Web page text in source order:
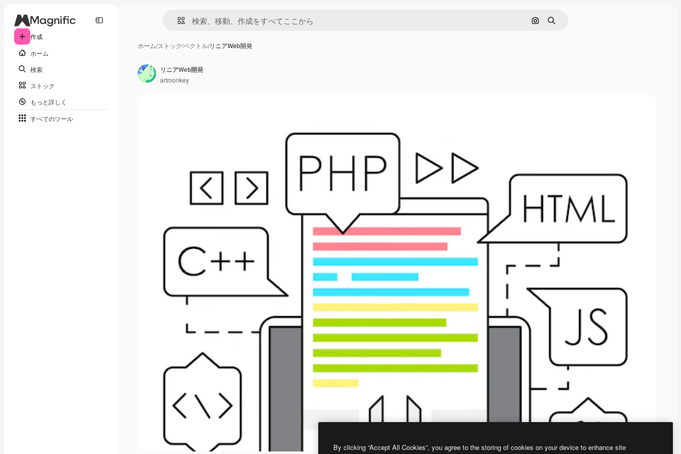
作成
ホーム
検索
ストック
もっと詳しく
すべてのツール
画像で検索
検索
ホーム/ストック/ベクトル/リニアWeb開発
リニアWeb開発
artmonkey
By clicking “Accept All Cookies”, you agree to the storing of cookies on your device to enhance site